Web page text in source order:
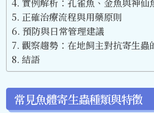
實例解析：孔雀魚、金魚與神仙
正確治療流程與用藥原則
預防與日常管理建議
觀察趨勢：在地飼主對抗寄生蟲
結語
常見魚體寄生蟲種類與特徵